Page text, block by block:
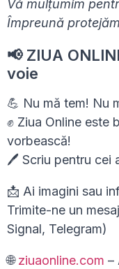
Vă mulțumim
Împreună
📢 ZIUA
voie
💪 Nu mă tem! Nu
✊ Ziua Online
vorbească!
🖊 Scriu pentru cei
📩 Ai imagini sau
Trimite-ne un
Signal, Telegram)
🌐ziuaonline.com –